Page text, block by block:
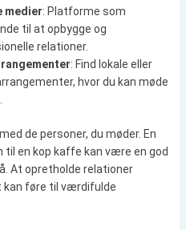
medier: Platforme som
til at opbygge og
relationer.
: Find lokale eller
hvor du kan møde
de personer, du møder. En
til en kop kaffe kan være en god
At opretholde relationer
kan føre til værdifulde